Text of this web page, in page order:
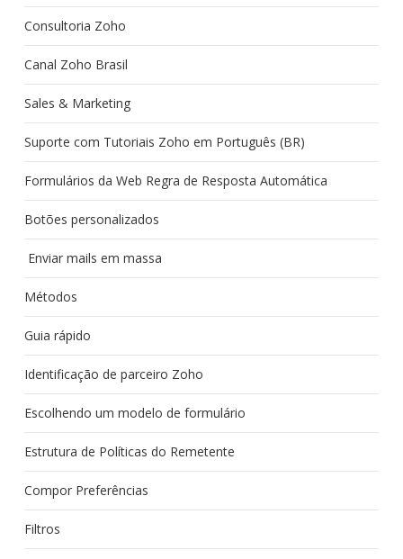
Consultoria Zoho
Canal Zoho Brasil
Sales & Marketing
Suporte com Tutoriais Zoho em Português (BR)
Formulários da Web Regra de Resposta Automática
Botões personalizados
Enviar mails em massa
Métodos
Guia rápido
Identificação de parceiro Zoho
Escolhendo um modelo de formulário
Estrutura de Políticas do Remetente
Compor Preferências
Filtros